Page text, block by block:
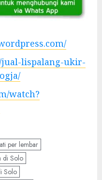
jual-lispalang-ukir-
watch?
per lembar
di Solo
Solo